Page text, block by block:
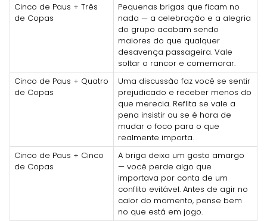
Cinco de Paus + Três
de Copas
Pequenas brigas que ficam no
nada — a celebração e a alegria
do grupo acabam sendo
maiores do que qualquer
desavença passageira. Vale
soltar o rancor e comemorar.
Cinco de Paus + Quatro
de Copas
Uma discussão faz você se sentir
prejudicado e receber menos do
que merecia. Reflita se vale a
pena insistir ou se é hora de
mudar o foco para o que
realmente importa.
Cinco de Paus + Cinco
de Copas
A briga deixa um gosto amargo
— você perde algo que
importava por conta de um
conflito evitável. Antes de agir no
calor do momento, pense bem
no que está em jogo.